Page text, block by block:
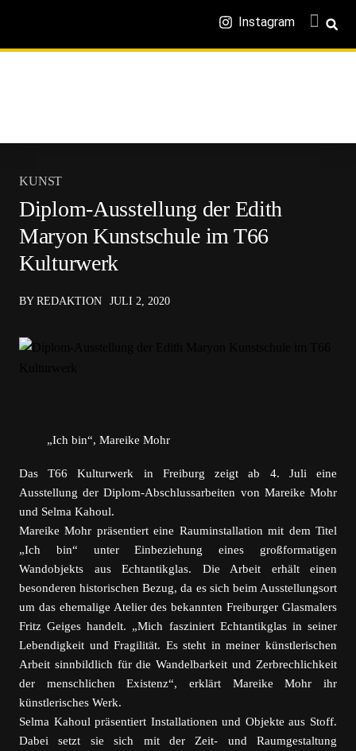
Instagram
KUNST
Diplom-Ausstellung der Edith
Maryon Kunstschule im T66
Kulturwerk
BY REDAKTION JULI 2, 2020
„Ich bin“, Mareike Mohr
Das T66 Kulturwerk in Freiburg zeigt ab 4. Juli eine
Ausstellung der Diplom-Abschlussarbeiten von Mareike Mohr
und Selma Kahoul.
Mareike Mohr präsentiert eine Rauminstallation mit dem Titel
„Ich bin“ unter Einbeziehung eines großformatigen
Wandobjekts aus Echtantikglas. Die Arbeit erhält einen
besonderen historischen Bezug, da es sich beim Ausstellungsort
um das ehemalige Atelier des bekannten Freiburger Glasmalers
Fritz Geiges handelt. „Mich fasziniert Echtantikglas in seiner
Lebendigkeit und Fragilität. Es steht in meiner künstlerischen
Arbeit sinnbildlich für die Wandelbarkeit und Zerbrechlichkeit
der menschlichen Existenz“, erklärt Mareike Mohr ihr
künstlerisches Werk.
Selma Kahoul präsentiert Installationen und Objekte aus Stoff.
Dabei setzt sie sich mit der Zeit- und Raumgestaltung